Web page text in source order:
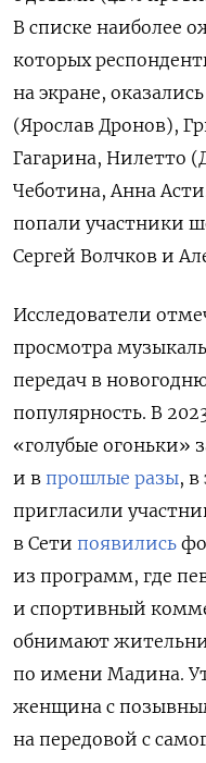
В списке наиболее
которых
на экране,
(Ярослав Дронов),
Гагарина, Нилетто
Чеботина, Анна
попали участники
Сергей Волчков и
Исследователи
просмотра
передач в
популярность. В
«голубые огоньки»
и в прошлые разы, в
пригласили
в Сети появились
из программ, где
и спортивный
обнимают
по имени Мадина.
женщина с
на передовой с